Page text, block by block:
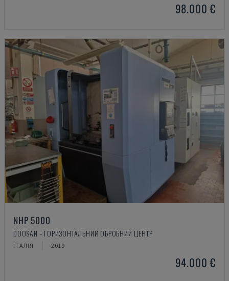
98.000 €
NHP 5000
DOOSAN - ГОРИЗОНТАЛЬНИЙ ОБРОБНИЙ ЦЕНТР
ІТАЛІЯ 2019
94.000 €